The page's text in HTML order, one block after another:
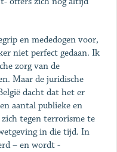
en mededogen voor,
niet perfect gedaan. Ik
zorg van de
Maar de juridische
dacht dat het er
aantal publieke en
tegen terrorisme te
in die tijd. In
– en wordt -